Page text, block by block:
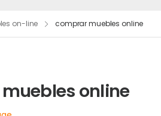
on-line comprar muebles online
online